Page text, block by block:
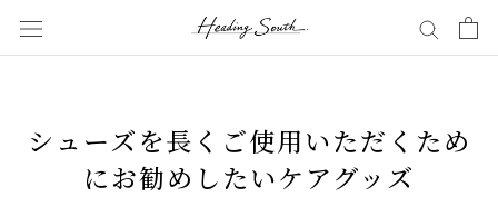
content
シューズを長くご使用いただくため
にお勧めしたいケアグッズ